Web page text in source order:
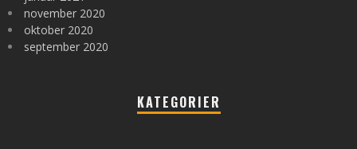
november 2020
oktober 2020
september 2020
KATEGORIER